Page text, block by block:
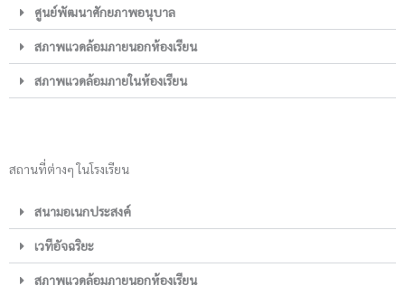
ศูนย์พัฒนาศักยภาพอนุบาล
สภาพแวดล้อมภายนอกห้องเรียน
สภาพแวดล้อมภายในห้องเรียน
สถานที่ต่างๆ ในโรงเรียน
สนามอเนกประสงค์
เวทีอัจฉริยะ
สภาพแวดล้อมภายนอกห้องเรียน